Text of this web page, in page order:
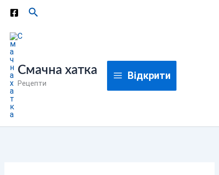
Перейти
вмісту
Пошук
Смачна хатка
Рецепти
Відкрити